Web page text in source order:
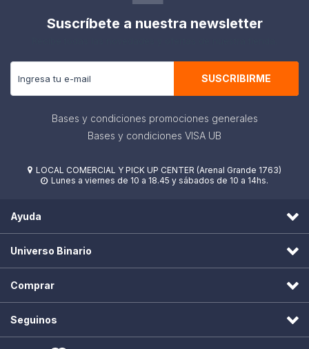
Suscríbete a nuestra newsletter
SUSCRIBIRME
Bases y condiciones promociones generales
Bases y condiciones VISA UB
 LOCAL COMERCIAL Y PICK UP CENTER (Arenal Grande 1763)
 Lunes a viernes de 10 a 18.45 y sábados de 10 a 14hs.
Ayuda
Universo Binario
Comprar
Seguinos